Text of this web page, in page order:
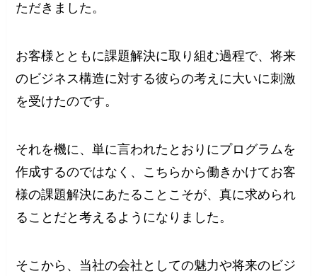
ただきました。
お客様とともに課題解決に取り組む過程で、将来
のビジネス構造に対する彼らの考えに大いに刺激
を受けたのです。
それを機に、単に言われたとおりにプログラムを
作成するのではなく、こちらから働きかけてお客
様の課題解決にあたることこそが、真に求められ
ることだと考えるようになりました。
そこから、当社の会社としての魅力や将来のビジ